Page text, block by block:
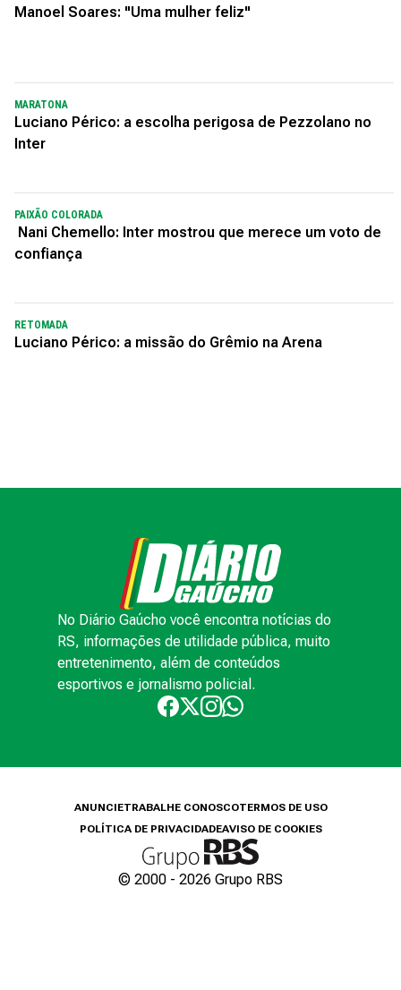
Manoel Soares: "Uma mulher feliz"
MARATONA
Luciano Périco: a escolha perigosa de Pezzolano no
Inter
PAIXÃO COLORADA
Nani Chemello: Inter mostrou que merece um voto de
confiança
RETOMADA
Luciano Périco: a missão do Grêmio na Arena
No Diário Gaúcho você encontra notícias do
RS, informações de utilidade pública, muito
entretenimento, além de conteúdos
esportivos e jornalismo policial.
ANUNCIETRABALHE CONOSCOTERMOS DE USO
POLÍTICA DE PRIVACIDADEAVISO DE COOKIES
© 2000 - 2026 Grupo RBS